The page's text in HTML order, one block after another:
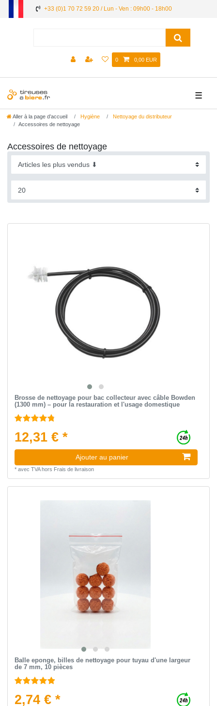
+33 (0)1 70 72 59 20 / Lun - Ven : 09h00 - 18h00
0 0,00 EUR
☰
Aller à la page d’accueil Hygiène
Nettoyage du distributeur
Accessoires de nettoyage
Accessoires de nettoyage
Brosse de nettoyage pour bac collecteur avec câble Bowden
(1300 mm) – pour la restauration et l'usage domestique
12,31 € *
Ajouter au panier
* avec TVAhors Frais de livraison
Balle eponge, billes de nettoyage pour tuyau d'une largeur
de 7 mm, 10 pièces
2,74 € *